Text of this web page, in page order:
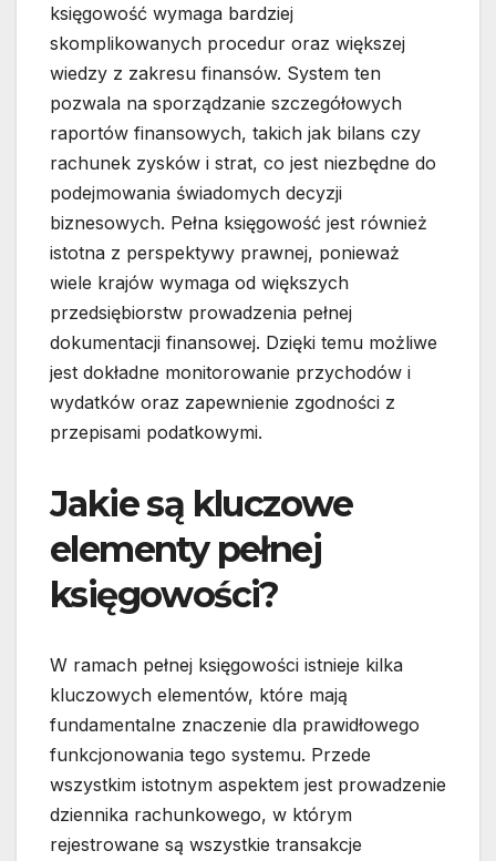
księgowość wymaga bardziej
skomplikowanych procedur oraz większej
wiedzy z zakresu finansów. System ten
pozwala na sporządzanie szczegółowych
raportów finansowych, takich jak bilans czy
rachunek zysków i strat, co jest niezbędne do
podejmowania świadomych decyzji
biznesowych. Pełna księgowość jest również
istotna z perspektywy prawnej, ponieważ
wiele krajów wymaga od większych
przedsiębiorstw prowadzenia pełnej
dokumentacji finansowej. Dzięki temu możliwe
jest dokładne monitorowanie przychodów i
wydatków oraz zapewnienie zgodności z
przepisami podatkowymi.
Jakie są kluczowe
elementy pełnej
księgowości?
W ramach pełnej księgowości istnieje kilka
kluczowych elementów, które mają
fundamentalne znaczenie dla prawidłowego
funkcjonowania tego systemu. Przede
wszystkim istotnym aspektem jest prowadzenie
dziennika rachunkowego, w którym
rejestrowane są wszystkie transakcje